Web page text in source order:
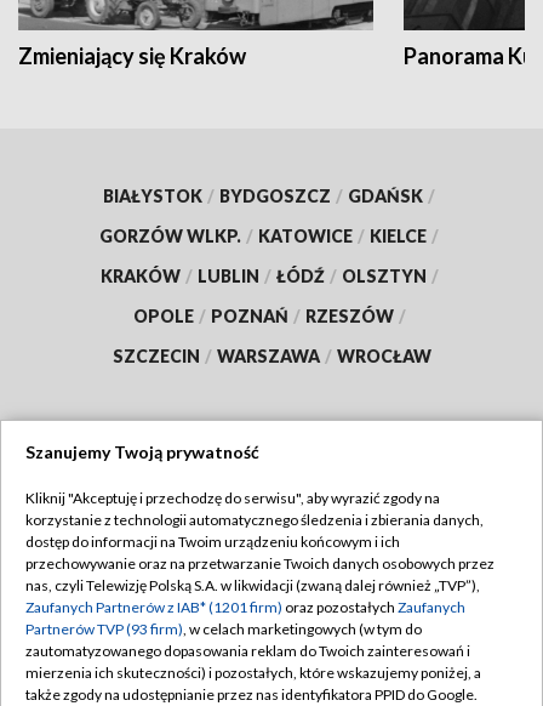
Zmieniający się Kraków Panorama
BIAŁYSTOK / BYDGOSZCZ / GDAŃSK /
GORZÓW WLKP. / KATOWICE / KIELCE /
KRAKÓW / LUBLIN / ŁÓDŹ / OLSZTYN /
OPOLE / POZNAŃ / RZESZÓW /
SZCZECIN / WARSZAWA / WROCŁAW
TVP
Abonament TVP
Emisja w TVP
Centrum informacji TVP
Naziemna Telewizja Cyfrowa
Regulamin TVP
Polityka prywatności
Moje zgody
Pomoc
Szanujemy Twoją prywatność
Kliknij "Akceptuję i przechodzę do serwisu", aby wyrazić zgody na
korzystanie z technologii automatycznego śledzenia i zbierania danych,
dostęp do informacji na Twoim urządzeniu końcowym i ich
przechowywanie oraz na przetwarzanie Twoich danych osobowych przez
nas, czyli Telewizję Polską S.A. w likwidacji (zwaną dalej również „TVP”),
Zaufanych Partnerów z IAB* (1201 firm) oraz pozostałych Zaufanych
Partnerów TVP (93 firm), w celach marketingowych (w tym do
zautomatyzowanego dopasowania reklam do Twoich zainteresowań i
mierzenia ich skuteczności) i pozostałych, które wskazujemy poniżej, a
także zgody na udostępnianie przez nas identyfikatora PPID do Google.